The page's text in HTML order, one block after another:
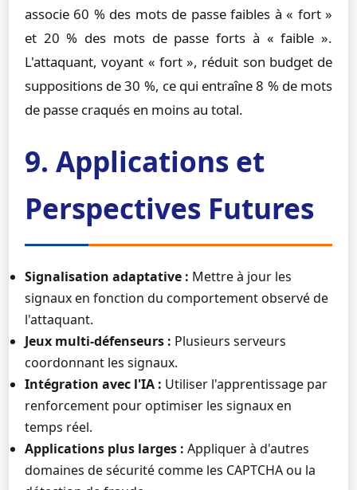
associe 60 % des mots de passe faibles à « fort »
et 20 % des mots de passe forts à « faible ».
L'attaquant, voyant « fort », réduit son budget de
suppositions de 30 %, ce qui entraîne 8 % de mots
de passe craqués en moins au total.
9. Applications et
Perspectives Futures
Signalisation adaptative : Mettre à jour les
signaux en fonction du comportement observé de
l'attaquant.
Jeux multi-défenseurs : Plusieurs serveurs
coordonnant les signaux.
Intégration avec l'IA : Utiliser l'apprentissage par
renforcement pour optimiser les signaux en
temps réel.
Applications plus larges : Appliquer à d'autres
domaines de sécurité comme les CAPTCHA ou la